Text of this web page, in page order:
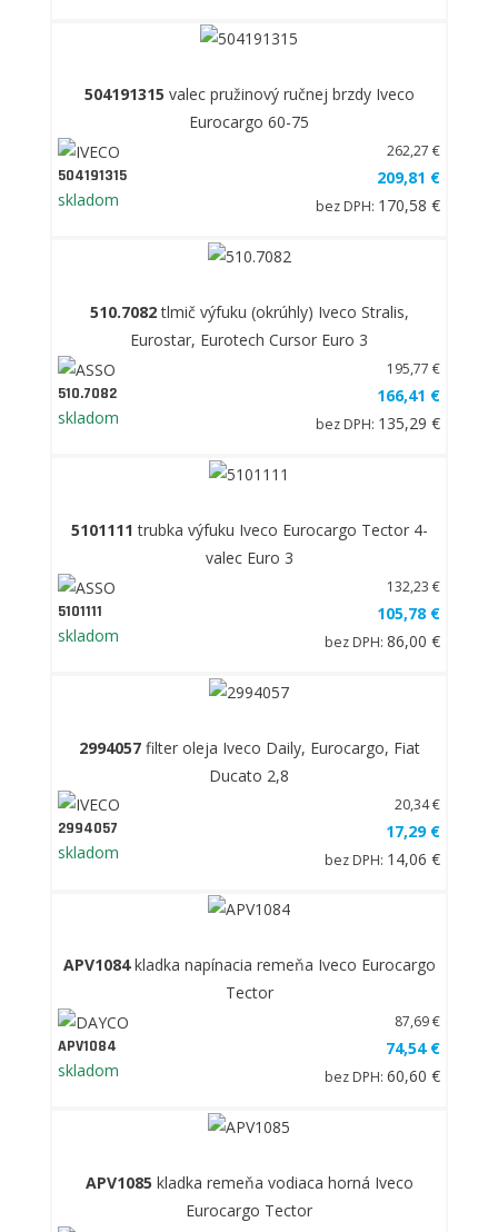
504191315 valec pružinový ručnej brzdy Iveco
Eurocargo 60-75
504191315
skladom
262,27 €
209,81 €
bez DPH: 170,58 €
510.7082tlmič výfuku (okrúhly) Iveco Stralis,
Eurostar, Eurotech Cursor Euro 3
510.7082
skladom
195,77 €
166,41 €
bez DPH: 135,29 €
5101111 trubka výfuku Iveco Eurocargo Tector 4-
valec Euro 3
5101111
skladom
132,23 €
105,78 €
bez DPH: 86,00 €
2994057filter oleja Iveco Daily, Eurocargo, Fiat
Ducato 2,8
2994057
skladom
20,34 €
17,29 €
bez DPH: 14,06 €
APV1084kladka napínacia remeňa Iveco Eurocargo
Tector
APV1084
skladom
87,69 €
74,54 €
bez DPH: 60,60 €
APV1085 kladka remeňa vodiaca horná Iveco
Eurocargo Tector